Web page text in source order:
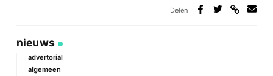
Delen
nieuws
advertorial
algemeen